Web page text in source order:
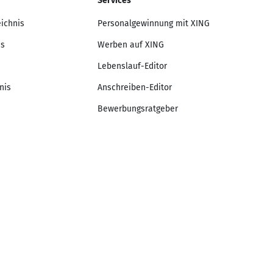
Personalgewinnung mit XING
Werben auf XING
Lebenslauf-Editor
Anschreiben-Editor
Bewerbungsratgeber